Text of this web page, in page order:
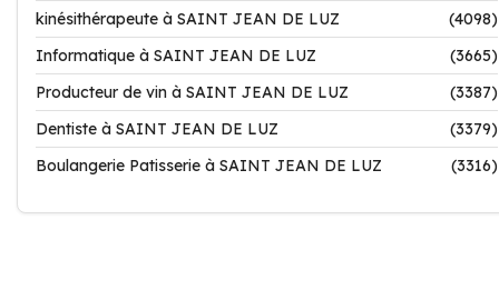
kinésithérapeute à SAINT JEAN DE LUZ
(4098)
Informatique à SAINT JEAN DE LUZ
(3665)
Producteur de vin à SAINT JEAN DE LUZ
(3387)
Dentiste à SAINT JEAN DE LUZ
(3379)
Boulangerie Patisserie à SAINT JEAN DE LUZ
(3316)